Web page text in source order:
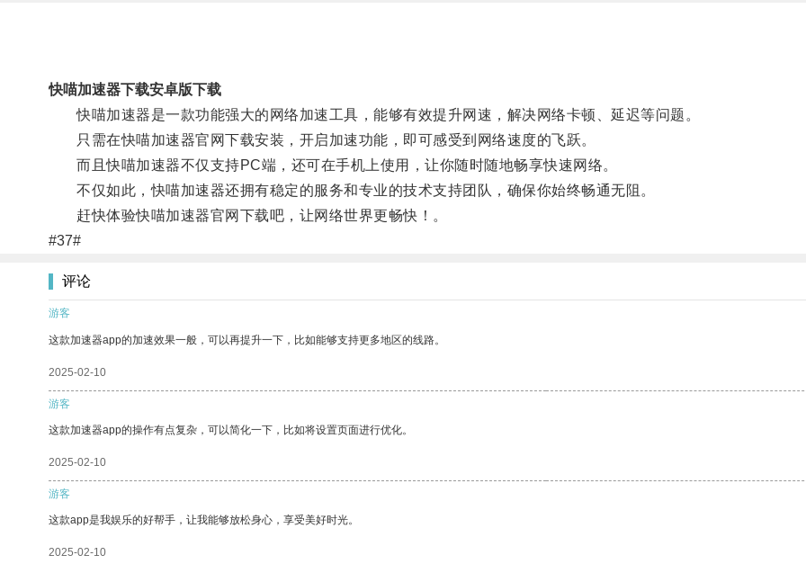
快喵加速器下载安卓版下载
快喵加速器是一款功能强大的网络加速工具，能够有效提升网速，解决网络卡顿、延迟等问题。
只需在快喵加速器官网下载安装，开启加速功能，即可感受到网络速度的飞跃。
而且快喵加速器不仅支持PC端，还可在手机上使用，让你随时随地畅享快速网络。
不仅如此，快喵加速器还拥有稳定的服务和专业的技术支持团队，确保你始终畅通无阻。
赶快体验快喵加速器官网下载吧，让网络世界更畅快！。
#37#
评论
游客
这款加速器app的加速效果一般，可以再提升一下，比如能够支持更多地区的线路。
2025-02-10
游客
这款加速器app的操作有点复杂，可以简化一下，比如将设置页面进行优化。
2025-02-10
游客
这款app是我娱乐的好帮手，让我能够放松身心，享受美好时光。
2025-02-10